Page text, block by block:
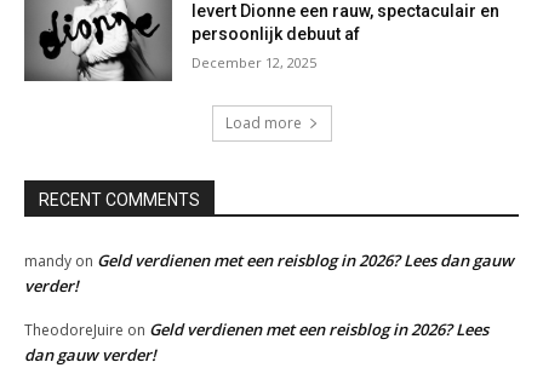
levert Dionne een rauw, spectaculair en
persoonlijk debuut af
December 12, 2025
Load more
RECENT COMMENTS
mandy on Geld verdienen met een reisblog in 2026? Lees dan gauw
verder!
TheodoreJuire on Geld verdienen met een reisblog in 2026? Lees
dan gauw verder!